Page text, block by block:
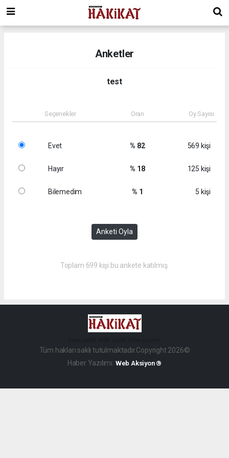
Anketler
test
Seçenekler Oran Oy Sayısı
Evet % 82 569 kişi
Hayır % 18 125 kişi
Bilemedim % 1 5 kişi
Anketi Oyla
Toplam 699 kişi bu ankete katılmış.
Tüm hakları saklı tutulmaktadır.Copyright 2026©
Haber Yazılımı: Web Aksiyon ®